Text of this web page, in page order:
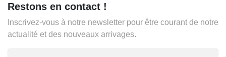
Restons en contact !
Inscrivez-vous à notre newsletter pour être courant de notre
actualité et des nouveaux arrivages.